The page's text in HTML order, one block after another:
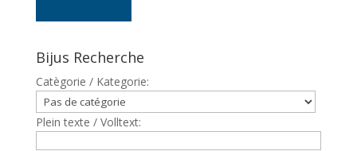
Bijus Recherche
Catègorie / Kategorie:
Plein texte / Volltext: